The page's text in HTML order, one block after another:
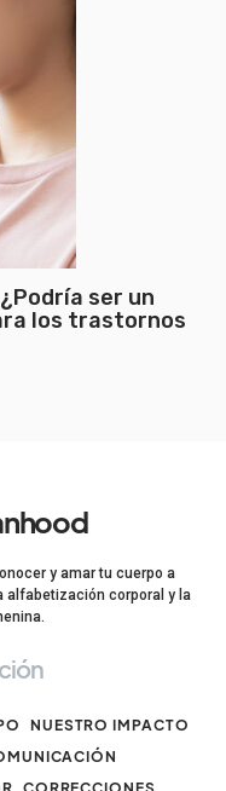
ser un
los trastornos
y amar tu cuerpo a
alfabetización corporal y la
NUESTRO IMPACTO